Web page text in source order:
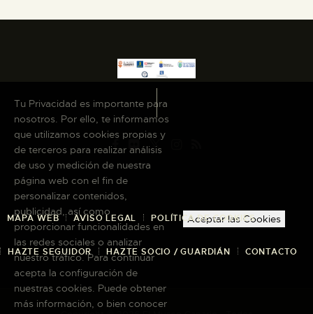
MAPA WEB AVISO LEGAL POLÍTICA DE COOKIES
HAZTE SEGUIDOR HAZTE SOCIO / GUARDIÁN CONTACTO
Tu Privacidad es importante para
nosotros. Por ello, te informamos
que utilizamos cookies propias y
de terceros para realizar análisis
de uso y medición de nuestra
página web con el fin de
personalizar contenidos,
publicidad, así como
proporcionar funcionalidades en
las redes sociales o analizar
nuestro tráfico. Para continuar
acepta la configuración de
nuestras cookies. Puede obtener
más información, o bien conocer
Aceptar las Cookies